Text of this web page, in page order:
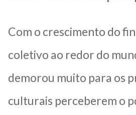
Com o crescimento do
coletivo ao redor do
demorou muito para os
culturais perceberem o